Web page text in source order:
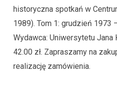
historyczna spotkań w
1989). Tom 1: grudzień 1973
Wydawca: Uniwersytetu Jana
42.00 zł. Zapraszamy na
realizację zamówienia.